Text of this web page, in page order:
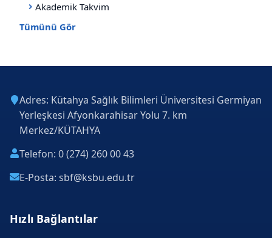
Akademik Takvim
Tümünü Gör
Adres: Kütahya Sağlık Bilimleri Üniversitesi Germiyan
Yerleşkesi Afyonkarahisar Yolu 7. km
Merkez/KÜTAHYA
Telefon: 0 (274) 260 00 43
E-Posta: sbf@ksbu.edu.tr
Hızlı Bağlantılar